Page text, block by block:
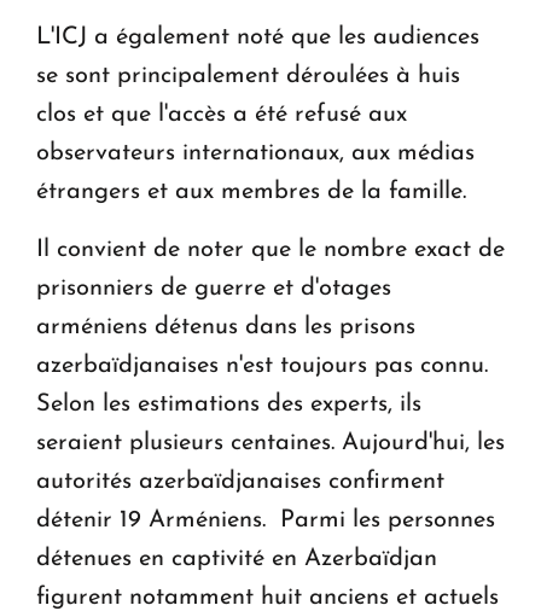
L'ICJ a également noté que les audiences
se sont principalement déroulées à huis
clos et que l'accès a été refusé aux
observateurs internationaux, aux médias
étrangers et aux membres de la famille.
Il convient de noter que le nombre exact de
prisonniers de guerre et d'otages
arméniens détenus dans les prisons
azerbaïdjanaises n'est toujours pas connu.
Selon les estimations des experts, ils
seraient plusieurs centaines. Aujourd'hui, les
autorités azerbaïdjanaises confirment
détenir 19 Arméniens. Parmi les personnes
détenues en captivité en Azerbaïdjan
figurent notamment huit anciens et actuels